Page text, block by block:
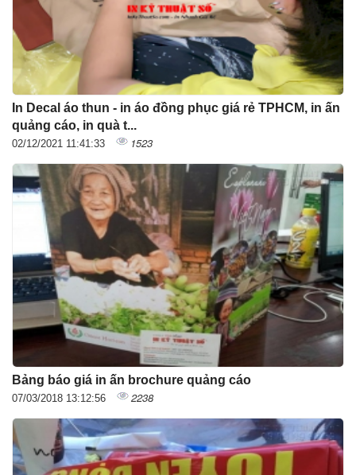
In Decal áo thun - in áo đồng phục giá rẻ TPHCM, in ấn
quảng cáo, in quà t...
02/12/2021 11:41:33 1523
Bảng báo giá in ấn brochure quảng cáo
07/03/2018 13:12:56 2238